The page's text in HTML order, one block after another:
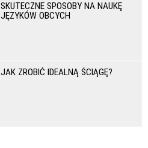
SKUTECZNE SPOSOBY NA NAUKĘ
JĘZYKÓW OBCYCH
JAK ZROBIĆ IDEALNĄ ŚCIĄGĘ?